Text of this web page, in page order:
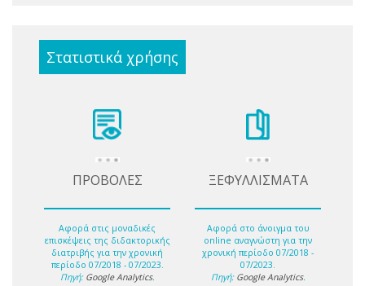
Στατιστικά χρήσης
ΠΡΟΒΟΛΕΣ
Αφορά στις μοναδικές
επισκέψεις της διδακτορικής
διατριβής για την χρονική
περίοδο 07/2018 - 07/2023.
Πηγή: Google Analytics.
ΞΕΦΥΛΛΙΣΜΑΤΑ
Αφορά στο άνοιγμα του
online αναγνώστη για την
χρονική περίοδο 07/2018 -
07/2023.
Πηγή: Google Analytics.